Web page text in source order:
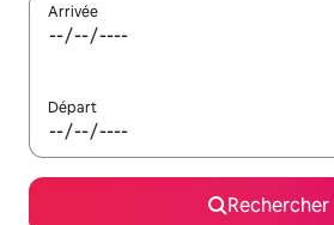
Arrivée
Départ
Rechercher